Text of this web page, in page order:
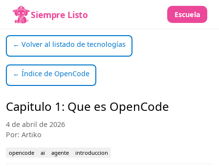
Siempre Listo Escuela
← Volver al listado de tecnologías
← Índice de OpenCode
Capitulo 1: Que es OpenCode
4 de abril de 2026
Por: Artiko
opencode ai agente introduccion